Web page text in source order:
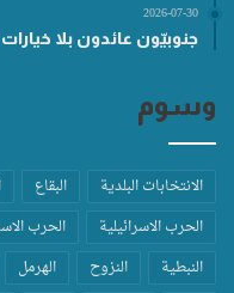
2026-07-30
جنوبيّون عائدون بلا
وسوم
الانتخابات البلدية البقاع
الحرب الاسرائيلية
الحرب
النبطية
النزوح الهرمل